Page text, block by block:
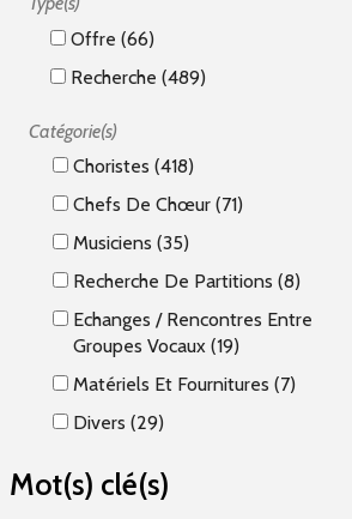
Offre (66)
Recherche (489)
Catégorie(s)
Choristes (418)
Chefs De Chœur (71)
Musiciens (35)
Recherche De Partitions (8)
Echanges / Rencontres Entre
Groupes Vocaux (19)
Matériels Et Fournitures (7)
Divers (29)
Mot(s) clé(s)